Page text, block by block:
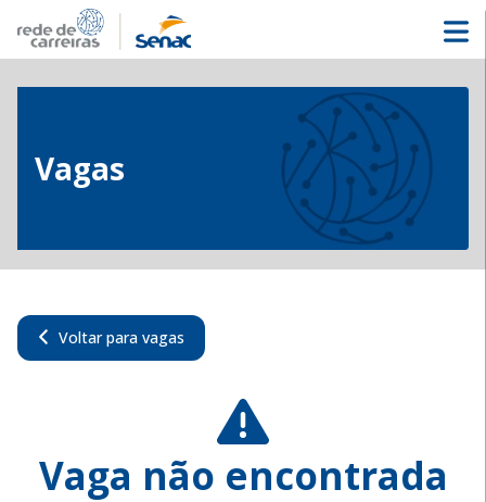
Vagas
Voltar para vagas
Vaga não encontrada